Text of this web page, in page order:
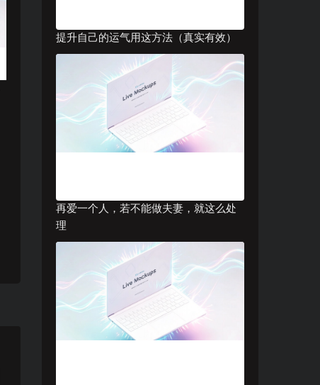
提升自己的运气用这方法（真实有效）
再爱一个人，若不能做夫妻，就这么处
理